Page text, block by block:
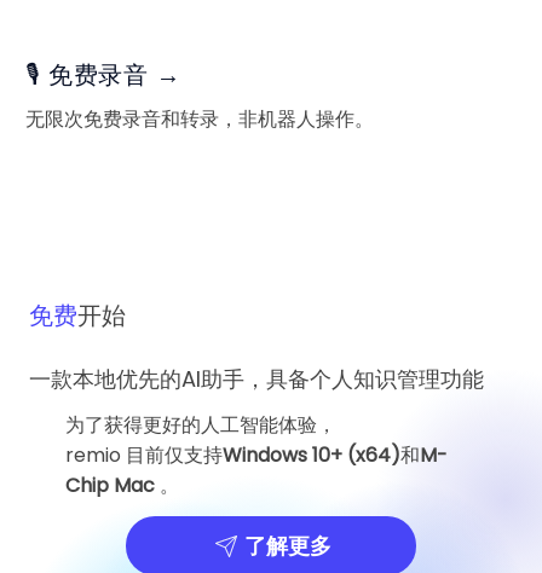
🎙️ 免费录音 →
无限次免费录音和转录，非机器人操作。
免费开始
一款本地优先的AI助手，具备个人知识管理功能
为了获得更好的人工智能体验，
remio 目前仅支持Windows 10+ (x64)和M-
Chip Mac。
了解更多